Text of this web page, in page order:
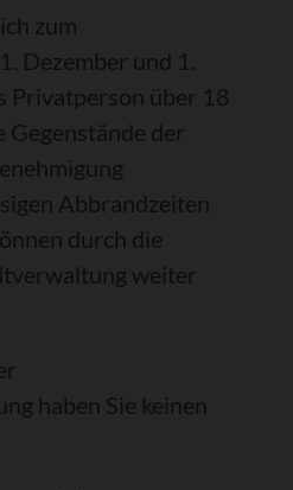
zum
Dezember und 1.
Privatperson über 18
Gegenstände der
Abbrandzeiten
durch die
weiter
haben Sie keinen